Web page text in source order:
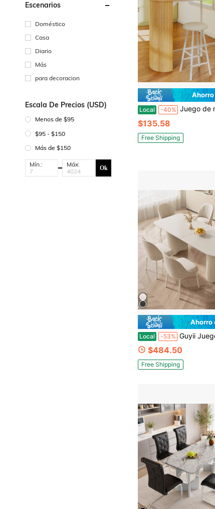
Escenarios
Doméstico
Casa
Diario
Más
para decoracion
Escala De Precios (USD)
Menos de $95
$95 - $150
Más de $150
Mín.: Máx: Ok
Local -40% Juego de mesa de bar y sillas acanaladas, mesa de bar de 55'' de largo con 2 taburetes, mesa de
$135.58
Free Shipping
Ahorro
Local -53% Guyii Juegos de
$484.50
Free Shipping